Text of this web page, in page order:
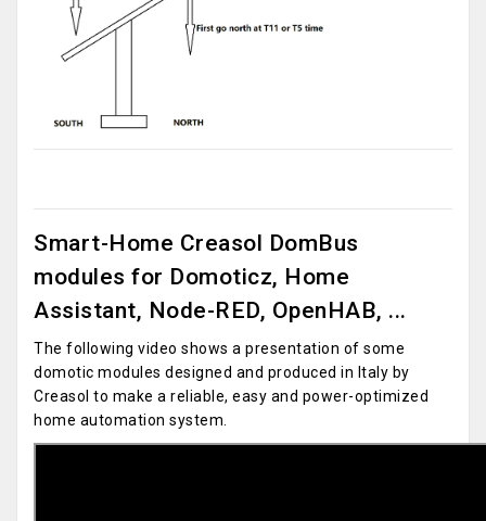
Smart-Home Creasol DomBus
modules for Domoticz, Home
Assistant, Node-RED, OpenHAB, ...
The following video shows a presentation of some
domotic modules designed and produced in Italy by
Creasol to make a reliable, easy and power-optimized
home automation system.